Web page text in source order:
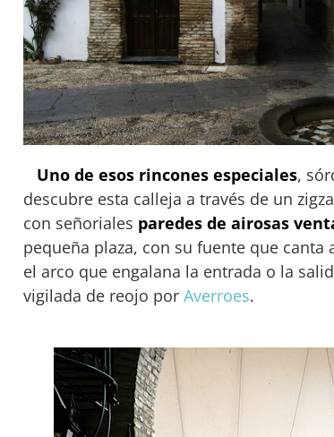
Uno de esos rincones especiales,
descubre esta calleja a través de un
con señoriales paredes de airosas
pequeña plaza, con su fuente que canta
el arco que engalana la entrada o la
vigilada de reojo por Averroes.